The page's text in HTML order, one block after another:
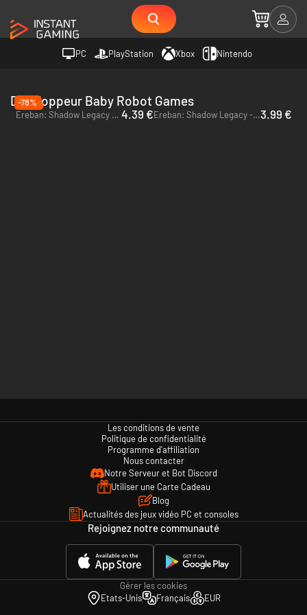
PC PlayStation Xbox Nintendo
Développeur Baby Robot Games
-78%
Ereban: Shadow Legacy - PC (Steam) 4.39 € Ereban: Shadow Legacy - Xbox Series X|S3.99 €
Les conditions de vente
Politique de confidentialité
Programme d'affiliation
Nous contacter
Notre Serveur et Bot Discord
Utiliser une Carte Cadeau
Blog
Actualités des jeux vidéo PC et consoles
Rejoignez notre communauté
Gérer les cookies
Etats-Unis
Français EUR